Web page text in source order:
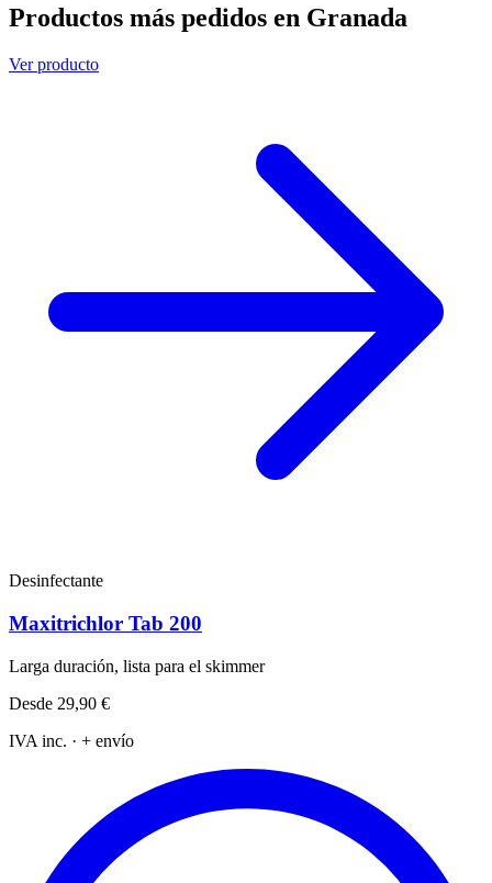
Productos más pedidos en Granada
Ver producto
Desinfectante
Maxitrichlor Tab 200
Larga duración, lista para el skimmer
Desde 29,90 €
IVA inc. · + envío